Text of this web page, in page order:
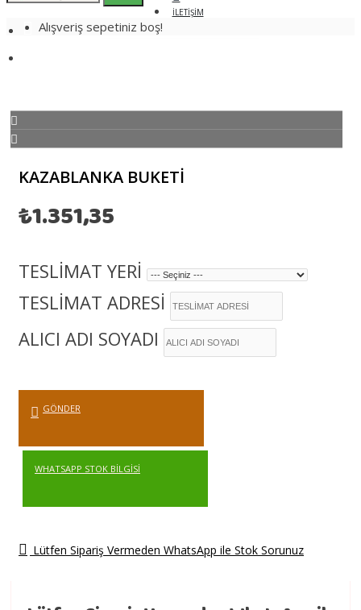
İLETIŞIM
Alışveriş sepetiniz boş!
KAZABLANKA BUKETI
₺1.351,35
TESLİMAT YERİ
TESLİMAT ADRESİ
ALICI ADI SOYADI
GÖNDER
WHATSAPP STOK BILGISI
Lütfen Sipariş Vermeden WhatsApp ile Stok Sorunuz